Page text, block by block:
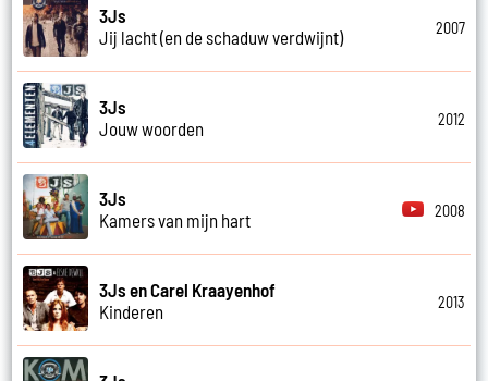
3Js
Jij lacht (en de schaduw verdwijnt)
2007
3Js
Jouw woorden
2012
3Js
Kamers van mijn hart
2008
3Js en Carel Kraayenhof
Kinderen
2013